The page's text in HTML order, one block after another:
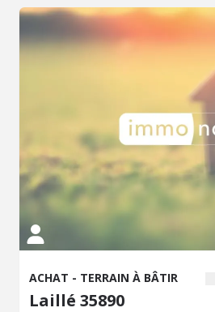
ACHAT - TERRAIN À BÂTIR
Laillé 35890